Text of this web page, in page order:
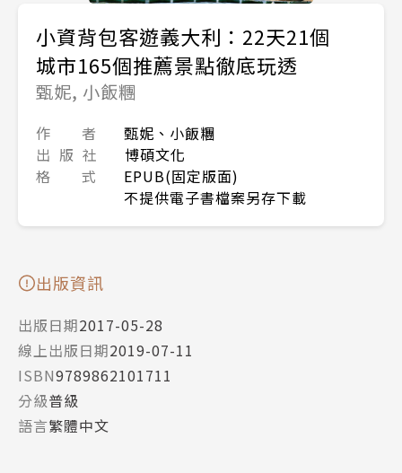
小資背包客遊義大利：22天21個
城市165個推薦景點徹底玩透
甄妮, 小飯糰
作 者
甄妮、小飯糰
出 版 社
博碩文化
格 式
EPUB(固定版面)
不提供電子書檔案另存下載
出版資訊
出版日期2017-05-28
線上出版日期2019-07-11
ISBN9789862101711
分級普級
語言繁體中文